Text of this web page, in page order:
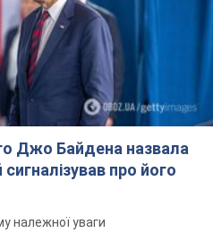
Джо Байдена назвала
про його
належної уваги